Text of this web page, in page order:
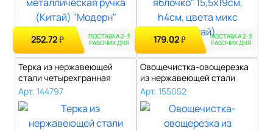
252.72₽ ПОСТАВКА 2-3
РАБОЧИХ ДНЯ 179.02₽ ПОСТАВКА 2-3
РАБОЧИХ ДНЯ
Терка из нержавеющей
стали четырехгранная
пластмассовая..
Арт. 144797
Овощечистка-овощерезка
из нержавеющей стали
прямая 20х5..
Арт. 155052